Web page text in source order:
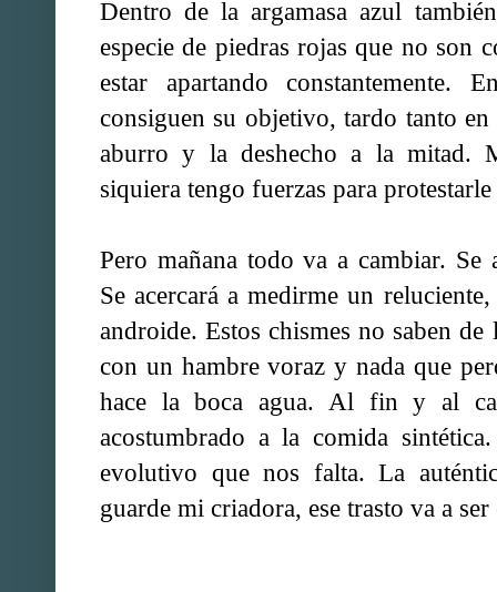
Dentro de la argamasa azul
especie de piedras rojas que no son
estar apartando constantemente.
consiguen su objetivo, tardo tanto
aburro y la deshecho a la mitad.
siquiera tengo fuerzas para
Pero mañana todo va a cambiar. Se
Se acercará a medirme un
androide. Estos chismes no saben de
con un hambre voraz y nada que
hace la boca agua. Al fin y al
acostumbrado a la comida
evolutivo que nos falta. La
guarde mi criadora, ese trasto va a